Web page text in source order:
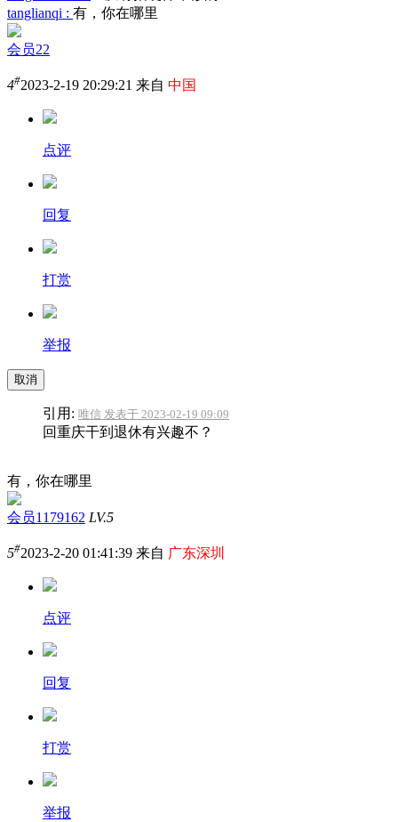
tanglianqi : 有，你在哪里
会员22
4#2023-2-19 20:29:21 来自 中国
点评
回复
打赏
举报
取消
引用: 唯信 发表于 2023-02-19 09:09
回重庆干到退休有兴趣不？
有，你在哪里
会员1179162 LV.5
5#2023-2-20 01:41:39 来自 广东深圳
点评
回复
打赏
举报